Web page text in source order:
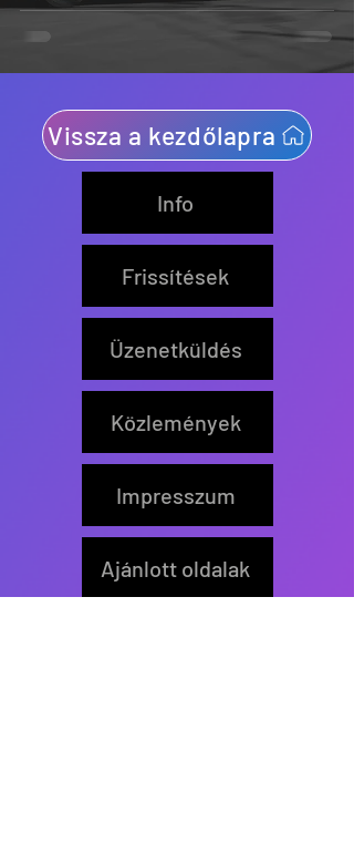
Vissza a kezdőlapra
Info
Frissítések
Üzenetküldés
Közlemények
Impresszum
Ajánlott oldalak